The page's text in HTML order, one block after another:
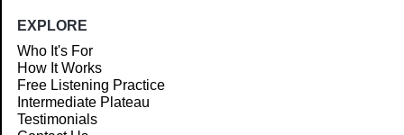
EXPLORE
Who It's For
How It Works
Free Listening Practice
Intermediate Plateau
Testimonials